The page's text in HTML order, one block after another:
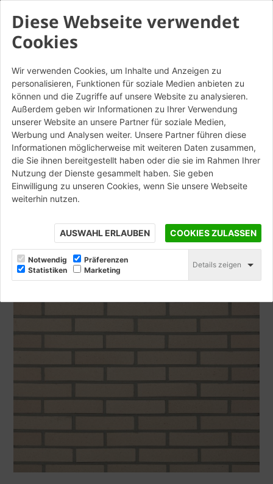
Diese Webseite verwendet
Cookies
Wir verwenden Cookies, um Inhalte und Anzeigen zu
personalisieren, Funktionen für soziale Medien anbieten zu
können und die Zugriffe auf unsere Website zu analysieren.
Außerdem geben wir Informationen zu Ihrer Verwendung
unserer Website an unsere Partner für soziale Medien,
Werbung und Analysen weiter. Unsere Partner führen diese
Informationen möglicherweise mit weiteren Daten zusammen,
die Sie ihnen bereitgestellt haben oder die sie im Rahmen Ihrer
Nutzung der Dienste gesammelt haben. Sie geben
Einwilligung zu unseren Cookies, wenn Sie unsere Webseite
weiterhin nutzen.
AUSWAHL ERLAUBEN COOKIES ZULASSEN
Notwendig
Präferenzen
Statistiken
Marketing
Details zeigen
France Decò Beige Sabbiato -
Listello angolare da
mattone
STAMPA